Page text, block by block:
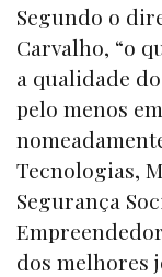
Segundo o
Carvalho, “o
a qualidade
pelo menos
Tecnologias,
Segurança
dos melhores